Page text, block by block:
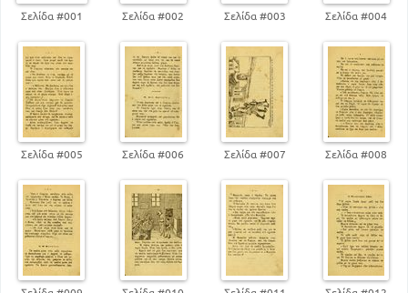
Χιόνι
59
Ο σκαντζόχοιρος
107
Ένα θλιμμένο τραγούδι
134
Στη θάλασσα
153
Σελίδα #001 Σελίδα #002 Σελίδα #003 Σελίδα #004
Σελίδα #005 Σελίδα #006 Σελίδα #007 Σελίδα #008